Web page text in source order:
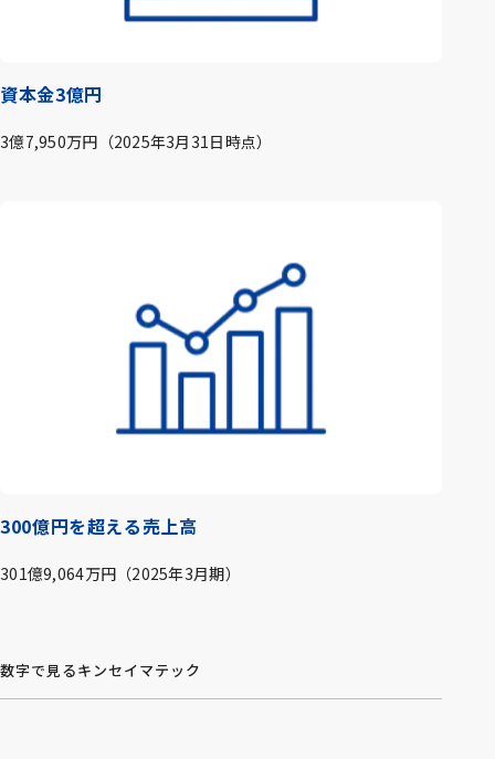
資本金3億円
3億7,950万円（2025年3月31日時点）
300億円を超える売上高
301億9,064万円（2025年3月期）
数字で見るキンセイマテック